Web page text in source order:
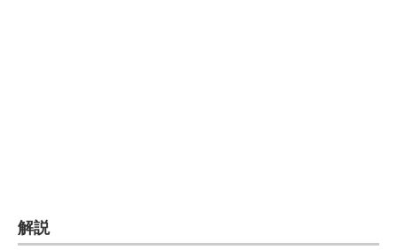
解説